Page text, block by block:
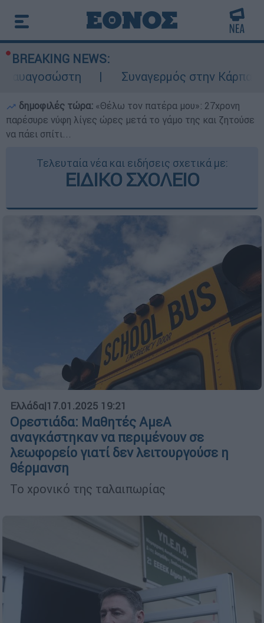
BREAKING NEWS:
Συναγερμός στην Κάρπαθο:
δημοφιλές τώρα: «Θέλω τον πατέρα μου»: 27χρονη
παρέσυρε νύφη λίγες ώρες μετά το γάμο της και ζητούσε
να πάει σπίτι...
Τελευταία νέα και ειδήσεις σχετικά με:
ΕΙΔΙΚΟ ΣΧΟΛΕΙΟ
Ελλάδα|17.01.2025 19:21
Ορεστιάδα: Μαθητές ΑμεΑ
αναγκάστηκαν να περιμένουν σε
λεωφορείο γιατί δεν λειτουργούσε η
θέρμανση
Το χρονικό της ταλαιπωρίας